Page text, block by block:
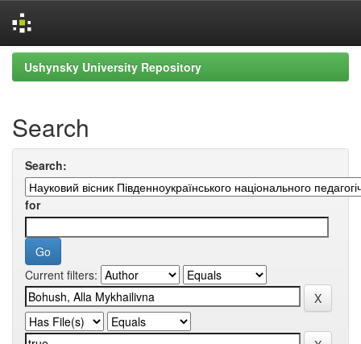
Skip
navigation
Ushynsky University Repository
Search
Search:
for
Current filters: